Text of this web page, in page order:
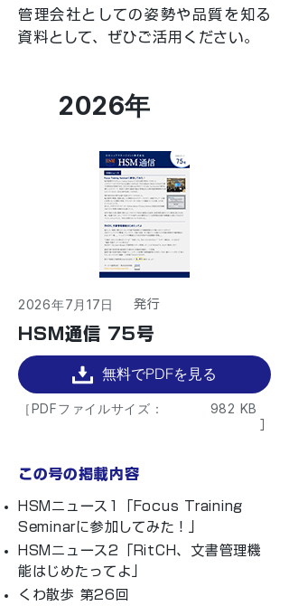
管理会社としての姿勢や品質を知る
資料として、ぜひご活用ください。
2026年
2026年7月17日 ​発行
HSM通信 75号
無料でPDFを見る
［PDFファイルサイズ： 982 KB
この号の掲載内容
HSMニュース1「Focus Training
Seminarに参加してみた！」
HSMニュース2「RitCH、文書管理機
能はじめたってよ」
くわ散歩 第26回